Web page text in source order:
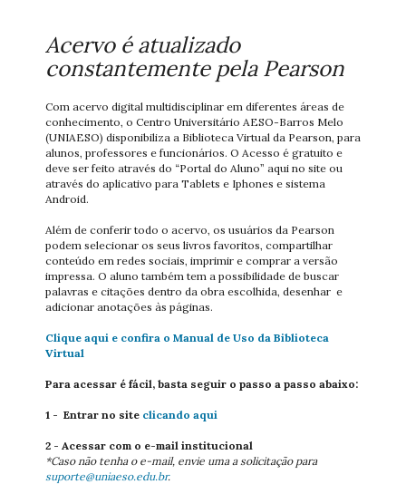
Acervo é atualizado
constantemente pela Pearson
Com acervo digital multidisciplinar em diferentes áreas de
conhecimento, o Centro Universitário AESO-Barros Melo
(UNIAESO) disponibiliza a Biblioteca Virtual da Pearson, para
alunos, professores e funcionários. O Acesso é gratuito e
deve ser feito através do “Portal do Aluno” aqui no site ou
através do aplicativo para Tablets e Iphones e sistema
Android.
Além de conferir todo o acervo, os usuários da Pearson
podem selecionar os seus livros favoritos, compartilhar
conteúdo em redes sociais, imprimir e comprar a versão
impressa. O aluno também tem a possibilidade de buscar
palavras e citações dentro da obra escolhida, desenhar e
adicionar anotações às páginas.
Clique aqui e confira o Manual de Uso da Biblioteca
Virtual
Para acessar é fácil, basta seguir o passo a passo abaixo:
1 - Entrar no site clicando aqui
2 - Acessar com o e-mail institucional
*Caso não tenha o e-mail, envie uma a solicitação para
suporte@uniaeso.edu.br.